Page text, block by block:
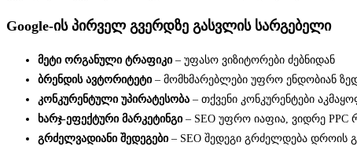
Google-ის პირველ გვერდზე გასვლის სარგებელი
მეტი ორგანული ტრაფიკი – უფასო ვიზიტორები ძებნიდან
ბრენდის ავტორიტეტი – მომხმარებლები უფრო ენდობიან
კონკურენტული უპირატესობა – თქვენი კონკურენტები
ხარჯ-ეფექტური მარკეტინგი – SEO უფრო იაფია, ვიდრე PPC
გრძელვადიანი შედეგები – SEO შედეგი გრძელდება დროის